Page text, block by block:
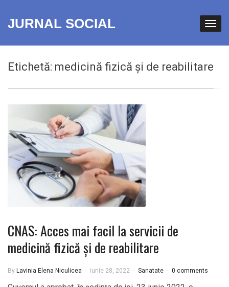
JURNAL SOCIAL
Etichetă: medicină fizică și de reabilitare
CNAS: Acces mai facil la servicii de
medicină fizică și de reabilitare
By Lavinia Elena Niculicea iunie 28, 2022 Sanatate 0 comments